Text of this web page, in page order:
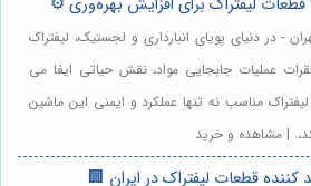
- در دنیای پویای انبارداری و لجستیک، لیفتراک
عملیات جابجایی مواد، نقش حیاتی ایفا می
مناسب نه تنها عملکرد و ایمنی این ماشین
| مشاهده و خرید